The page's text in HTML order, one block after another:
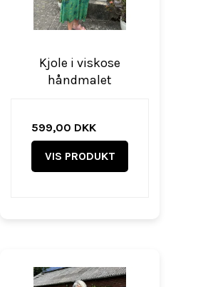
Kjole i viskose
håndmalet
599,00 DKK
VIS PRODUKT